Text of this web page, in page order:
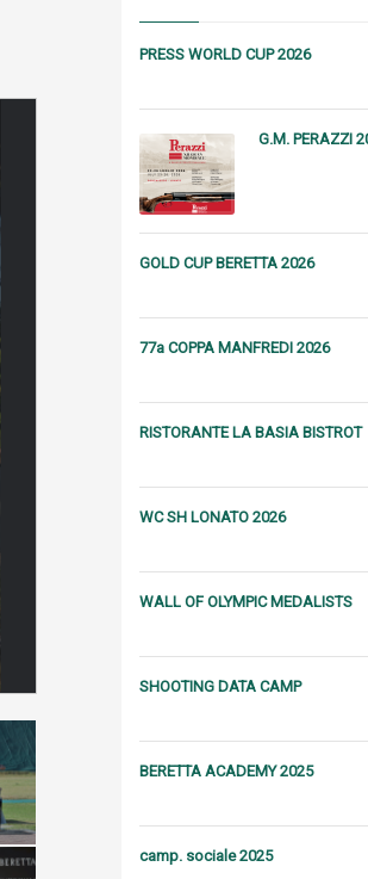
PRESS WORLD CUP 2026
G.M. PERAZZI
GOLD CUP BERETTA 2026
77a COPPA MANFREDI 2026
RISTORANTE LA BASIA BISTROT
WC SH LONATO 2026
WALL OF OLYMPIC MEDALISTS
SHOOTING DATA CAMP
BERETTA ACADEMY 2025
camp. sociale 2025